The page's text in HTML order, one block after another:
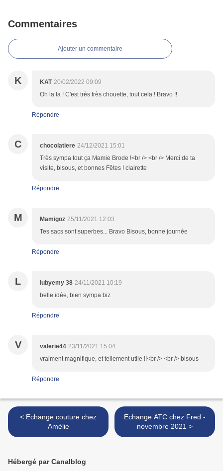
Commentaires
Ajouter un commentaire
K KAT 20/02/2022 09:09
Oh la la ! C'est très très chouette, tout cela ! Bravo !!
Répondre
C chocolatiere 24/12/2021 15:01
Très sympa tout ça Mamie Brode !<br /> <br /> Merci de ta
visite, bisous, et bonnes Fêtes ! clairette
Répondre
M Mamigoz 25/11/2021 12:03
Tes sacs sont superbes... Bravo Bisous, bonne journée
Répondre
L lubyemy 38 24/11/2021 10:19
belle idée, bien sympa biz
Répondre
V valerie44 23/11/2021 15:04
vraiment magnifique, et tellement utile !!<br /> <br /> bisous
Répondre
< Echange couture chez
Amélie
Echange ATC chez Fred -
novembre 2021 >
Hébergé par Canalblog